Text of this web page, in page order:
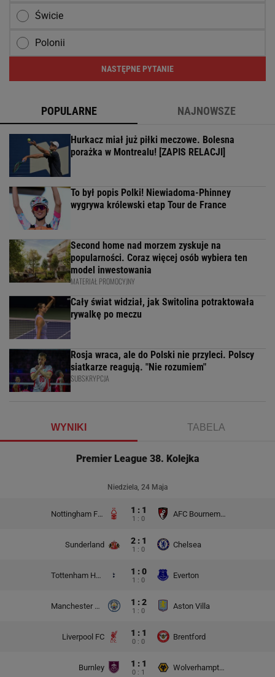
Świcie
Polonii
NASTĘPNE PYTANIE
POPULARNE NAJNOWSZE
Hurkacz miał już piłki meczowe. Bolesna
porażka w Montrealu! [ZAPIS RELACJI]
To był popis Polki! Niewiadoma-Phinney
wygrywa królewski etap Tour de France
Second home nad morzem zyskuje na
popularności. Coraz więcej osób wybiera ten
model inwestowania
MATERIAŁ PROMOCYJNY
Cały świat widział, jak Switolina potraktowała
rywalkę po meczu
Rosja wraca, ale do Polski nie przyleci. Polscy
siatkarze reagują. "Nie rozumiem"
SUBSKRYPCJA
WYNIKI TABELA
Premier League 38. Kolejka
Niedziela, 24 Maja
Nottingham Forest 1 : 1
1 : 0
AFC Bournemouth
Sunderland 2 : 1
1 : 0
Chelsea
Tottenham Hotspur 1 : 0
1 : 0
Everton
Manchester City 1 : 2
1 : 0
Aston Villa
Liverpool FC 1 : 1
0 : 0
Brentford
Burnley 1 : 1
0 : 1
Wolverhampton Wanderers